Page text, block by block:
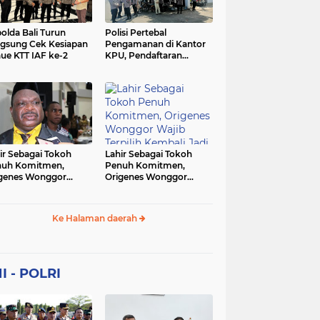
Sekolah soaial sosial
pertanian
polri polrii polris polusi
tajuk editorial tni
Bali Turun
Cek Kesiapan
KTT IAF ke-2
Polisi Pertebal
Pengamanan di Kantor
KPU, Pendaftaran
Berlangsung Kondusif
Sebagai Tokoh
Komitmen,
Wonggor
Lahir Sebagai Tokoh
Penuh Komitmen,
Origenes Wonggor
Ke Halaman daerah
- POLRI